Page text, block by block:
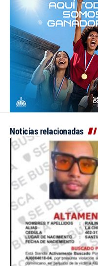
Noticias relacionadas